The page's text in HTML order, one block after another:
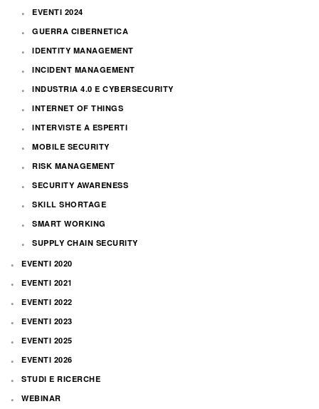
EVENTI 2024
GUERRA CIBERNETICA
IDENTITY MANAGEMENT
INCIDENT MANAGEMENT
INDUSTRIA 4.0 E CYBERSECURITY
INTERNET OF THINGS
INTERVISTE A ESPERTI
MOBILE SECURITY
RISK MANAGEMENT
SECURITY AWARENESS
SKILL SHORTAGE
SMART WORKING
SUPPLY CHAIN SECURITY
EVENTI 2020
EVENTI 2021
EVENTI 2022
EVENTI 2023
EVENTI 2025
EVENTI 2026
STUDI E RICERCHE
WEBINAR